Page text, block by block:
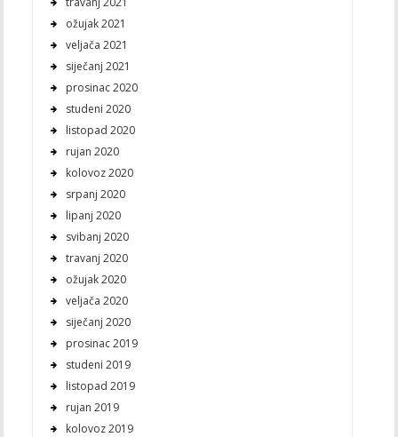
ožujak 2021
veljača 2021
siječanj 2021
prosinac 2020
studeni 2020
listopad 2020
rujan 2020
kolovoz 2020
srpanj 2020
lipanj 2020
svibanj 2020
travanj 2020
ožujak 2020
veljača 2020
siječanj 2020
prosinac 2019
studeni 2019
listopad 2019
rujan 2019
kolovoz 2019